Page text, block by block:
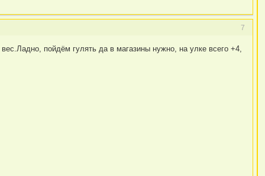
7
пойдём гулять да в магазины нужно, на улке всего +4,